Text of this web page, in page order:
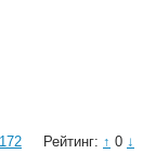
172 Рейтинг: ↑ 0 ↓